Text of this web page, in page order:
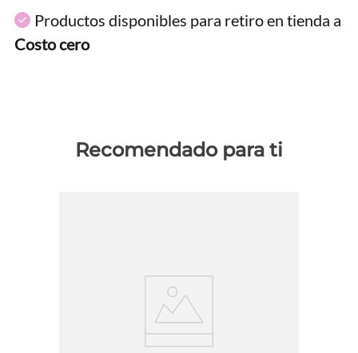
Productos disponibles para retiro en tienda a
Costo cero
Recomendado para ti